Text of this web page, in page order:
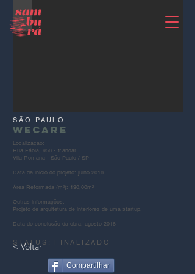
SÃO PAULO
wecare
Localização:
Rua Fábia, 956 - 1ºandar
Vila Romana - São Paulo / SP
Data de início do projeto: julho 2016
Área Reformada (m²): 130,00m²
Outras informações:
Projeto de arquitetura de interiores de uma startup.
Data de conclusão da obra: agosto 2016
STATUS: FINALIZADO
< Voltar
Compartilhar